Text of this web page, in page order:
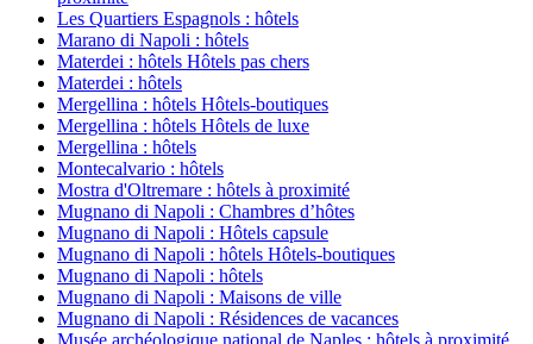
Les Quartiers Espagnols : hôtels
Marano di Napoli : hôtels
Materdei : hôtels Hôtels pas chers
Materdei : hôtels
Mergellina : hôtels Hôtels-boutiques
Mergellina : hôtels Hôtels de luxe
Mergellina : hôtels
Montecalvario : hôtels
Mostra d'Oltremare : hôtels à proximité
Mugnano di Napoli : Chambres d’hôtes
Mugnano di Napoli : Hôtels capsule
Mugnano di Napoli : hôtels Hôtels-boutiques
Mugnano di Napoli : hôtels
Mugnano di Napoli : Maisons de ville
Mugnano di Napoli : Résidences de vacances